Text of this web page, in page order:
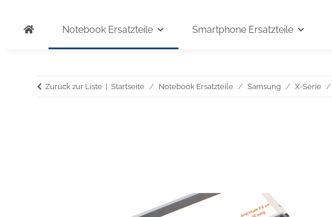
Notebook Ersatzteile Smartphone Ersatzteile
Zurück zur Liste Startseite Notebook Ersatzteile Samsung X-Serie